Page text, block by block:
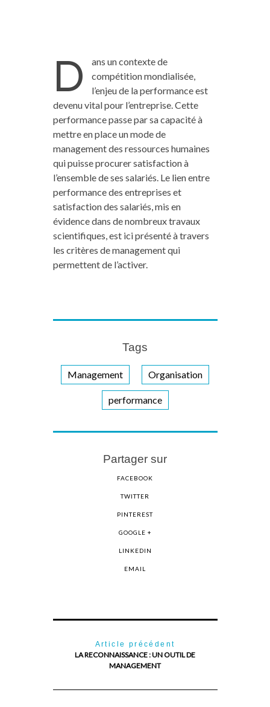
D
ans un contexte de
compétition mondialisée,
l’enjeu de la performance est
devenu vital pour l’entreprise. Cette
performance passe par sa capacité à
mettre en place un mode de
management des ressources humaines
qui puisse procurer satisfaction à
l’ensemble de ses salariés. Le lien entre
performance des entreprises et
satisfaction des salariés, mis en
évidence dans de nombreux travaux
scientifiques, est ici présenté à travers
les critères de management qui
permettent de l’activer.
Tags
Management Organisation
performance
Partager sur
FACEBOOK
TWITTER
PINTEREST
GOOGLE +
LINKEDIN
EMAIL
Article précédent
LA RECONNAISSANCE : UN OUTIL DE
MANAGEMENT